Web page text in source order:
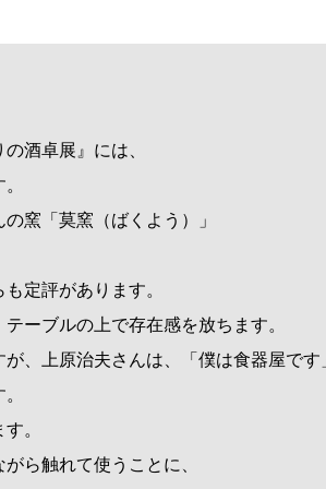
酒卓展』には、
窯「 莫窯（ばくよう）
」
定評があります。
ーブルの上で存在感を放ちます。
、上原治夫さんは、「僕は食器屋です
。
ら触れて使うことに、